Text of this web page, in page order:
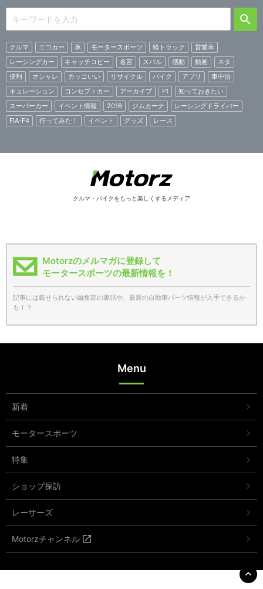
クルマ エコカー 車 モータースポーツ 軽トラック
営業車
レーシングカー
キャッチコピー 名言 スバル 感動 動画
ネタ
便利
オシャレ カッコいい リサイクル バイク アプリ
車中泊
キュレーション
コンセプトカー アーカイブ F1
知っておきたい
スーパーカー
イベント情報 2016 ジムカーナ
レーシングドライバー
FIA-F4
行ってみた！ イベント グッズ レース
クルマ・バイクをもっと楽しくするメディア
Motorzのメルマガに登録して
モータースポーツの最新情報を！
記事には載せられない編集部の裏話や、最新の自動車パーツ情報が入手できるか
も！？
Menu
新着
モータースポーツ
特集
ショップ探訪
レーサーズ
Motorzチャンネル